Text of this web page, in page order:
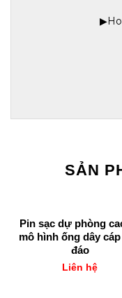
SẢN
Pin sạc dự phòng
mô hình ống dây
đáo
Liên hệ